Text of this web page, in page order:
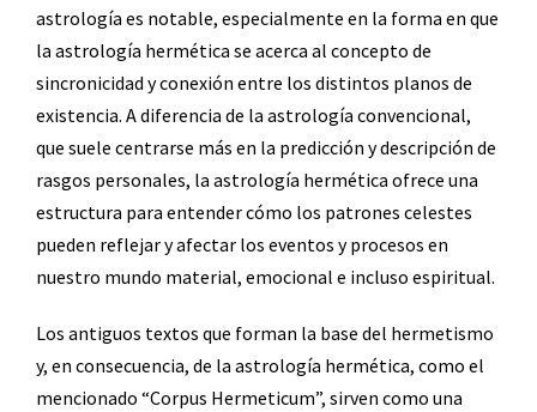
astrología es notable, especialmente en la forma en que
la astrología hermética se acerca al concepto de
sincronicidad y conexión entre los distintos planos de
existencia. A diferencia de la astrología convencional,
que suele centrarse más en la predicción y descripción de
rasgos personales, la astrología hermética ofrece una
estructura para entender cómo los patrones celestes
pueden reflejar y afectar los eventos y procesos en
nuestro mundo material, emocional e incluso espiritual.
Los antiguos textos que forman la base del hermetismo
y, en consecuencia, de la astrología hermética, como el
mencionado “Corpus Hermeticum”, sirven como una